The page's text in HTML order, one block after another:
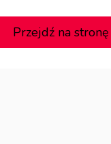
Przejdź na